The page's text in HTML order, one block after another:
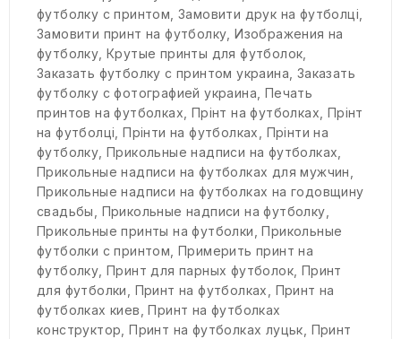
футболку с принтом,Замовити друк на футболці,
Замовити принт на футболку,Изображения на
футболку,Крутые принты для футболок,
Заказать футболку с принтом украина, Заказать
футболку с фотографией украина, Печать
принтов на футболках, Прінт на футболках, Прінт
на футболці,Прінти на футболках, Прінти на
футболку,Прикольные надписи на футболках,
Прикольные надписи на футболках для мужчин,
Прикольные надписи на футболках на годовщину
свадьбы, Прикольные надписи на футболку,
Прикольные принты на футболки,Прикольные
футболки с принтом,Примерить принт на
футболку,Принт для парных футболок, Принт
для футболки, Принт на футболках, Принт на
футболках киев,Принт на футболках
конструктор,Принт на футболках луцьк, Принт